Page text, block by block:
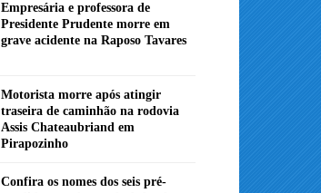
Empresária e professora de
Presidente Prudente morre em
grave acidente na Raposo Tavares
Motorista morre após atingir
traseira de caminhão na rodovia
Assis Chateaubriand em
Pirapozinho
Confira os nomes dos seis pré-